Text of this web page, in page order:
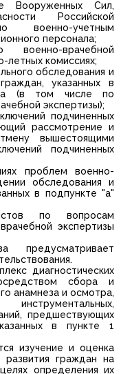
Вооруженных Сил,
Российской
военно-учетным
персонала;
врачебной
летных комиссиях;
обследования и
указанных в
(в том числе по
экспертизы);
подчиненных
рассмотрение и
вышестоящими
подчиненных
проблем военно-
обследования и
в подпункте "а"
по вопросам
экспертизы
предусматривает
диагностических
сбора и
анамнеза и осмотра,
предшествующих
в пункте 1
изучение и оценка
развития граждан на
определения их